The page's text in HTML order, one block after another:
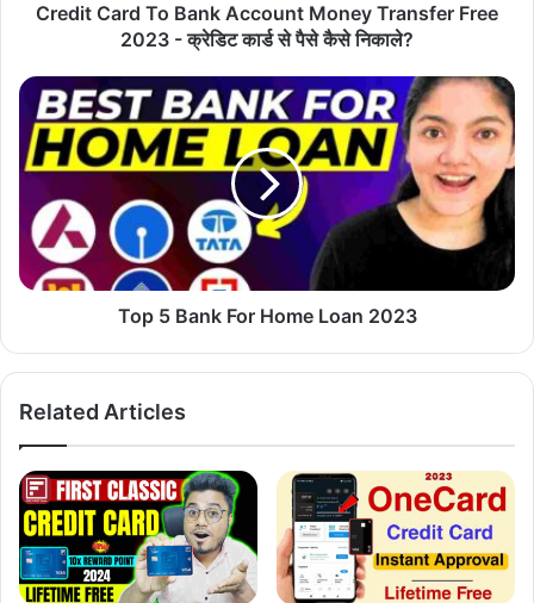
से
कैसे
निकाले?
Credit Card To Bank Account Money Transfer Free
2023 - क्रेडिट कार्ड से पैसे कैसे निकाले?
Top
Bank
For
Loan
2023
Top 5 Bank For Home Loan 2023
Related Articles